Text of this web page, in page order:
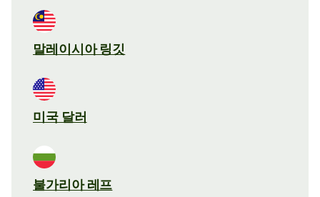
말레이시아 링깃
미국 달러
불가리아 레프